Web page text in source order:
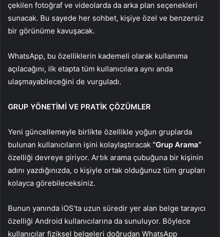
çekilen fotoğraf ve videolarda da arka plan seçenekleri
sunacak. Bu sayede her sohbet, kişiye özel ve benzersiz
bir görünüme kavuşacak.
WhatsApp, bu özelliklerin kademeli olarak kullanıma
açılacağını, ilk etapta tüm kullanıcılara aynı anda
ulaşmayabileceğini de vurguladı.
GRUP YÖNETİMİ VE PRATİK ÇÖZÜMLER
Yeni güncellemeyle birlikte özellikle yoğun gruplarda
bulunan kullanıcıların işini kolaylaştıracak “Grup Arama”
özelliği devreye giriyor. Artık arama çubuğuna bir kişinin
adını yazdığınızda, o kişiyle ortak olduğunuz tüm grupları
kolayca görebileceksiniz.
Bunun yanında iOS’ta uzun süredir yer alan belge tarayıcı
özelliği Android kullanıcılarına da sunuluyor. Böylece
kullanıcılar fiziksel belgeleri doğrudan WhatsApp